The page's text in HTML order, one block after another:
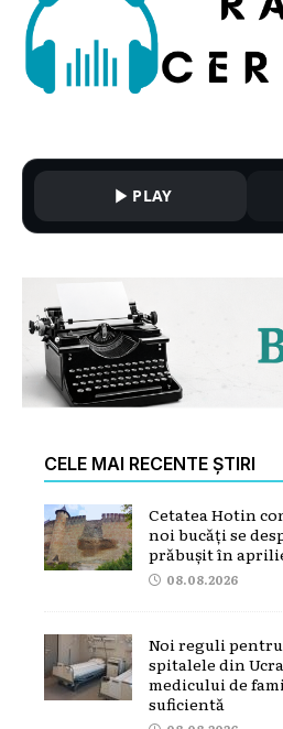
PLAY
CELE MAI RECENTE ȘTIRI
Cetatea Hotin
noi bucăți se
prăbușit în
08.08.2026
Noi reguli
spitalele din
medicului de
suficientă